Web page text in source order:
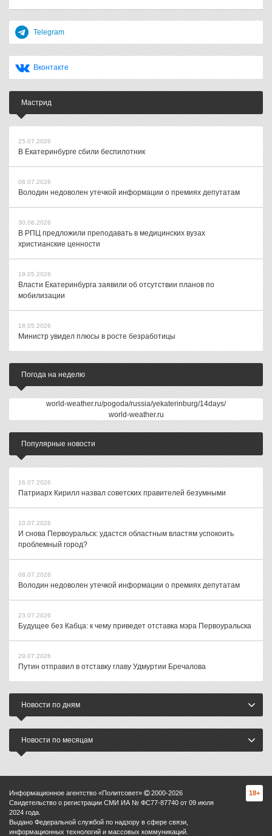
Telegram
Вконтакте
Мастрид
25.07.2026
В Екатеринбурге сбили беспилотник
08.07.2026
Володин недоволен утечкой информации о премиях депутатам
30.06.2026
В РПЦ предложили преподавать в медицинских вузах
христианские ценности
19.05.2026
Власти Екатеринбурга заявили об отсутствии планов по
мобилизации
18.05.2026
Министр увидел плюсы в росте безработицы
Погода на неделю
world-weather.ru/pogoda/russia/yekaterinburg/14days/
world-weather.ru
Популярные новости
16.07.2026
Патриарх Кирилл назвал советских правителей безумными
10.07.2026
И снова Первоуральск: удастся областным властям успокоить
проблемный город?
08.07.2026
Володин недоволен утечкой информации о премиях депутатам
23.07.2026
Будущее без Кабца: к чему приведет отставка мэра Первоуральска
29.07.2026
Путин отправил в отставку главу Удмуртии Бречалова
Новости по дням
Новости по месяцам
Информационное агентство «Политсовет» 2000-2026
Свидетельство о регистрации СМИ ИА № ФС77-87740 от 09 июля
2024 года.
Выдано Федеральной службой по надзору в сфере связи,
информационных технологий и массовых коммуникаций.
18+